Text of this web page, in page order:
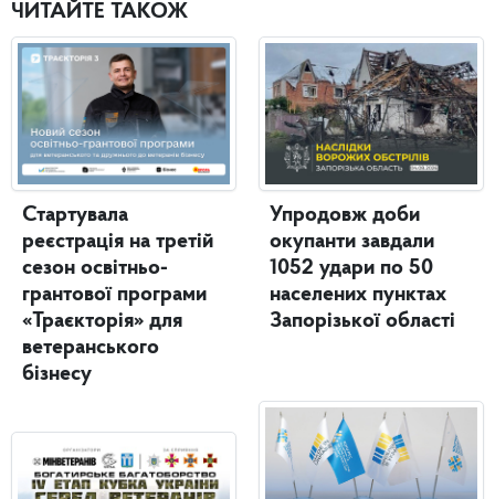
ЧИТАЙТЕ ТАКОЖ
Стартувала
реєстрація на третій
сезон освітньо-
грантової програми
«Траєкторія» для
ветеранського
бізнесу
Упродовж доби
окупанти завдали
1052 удари по 50
населених пунктах
Запорізької області